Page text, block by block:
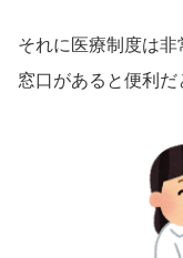
それに医療制度は
窓口があると便利だ